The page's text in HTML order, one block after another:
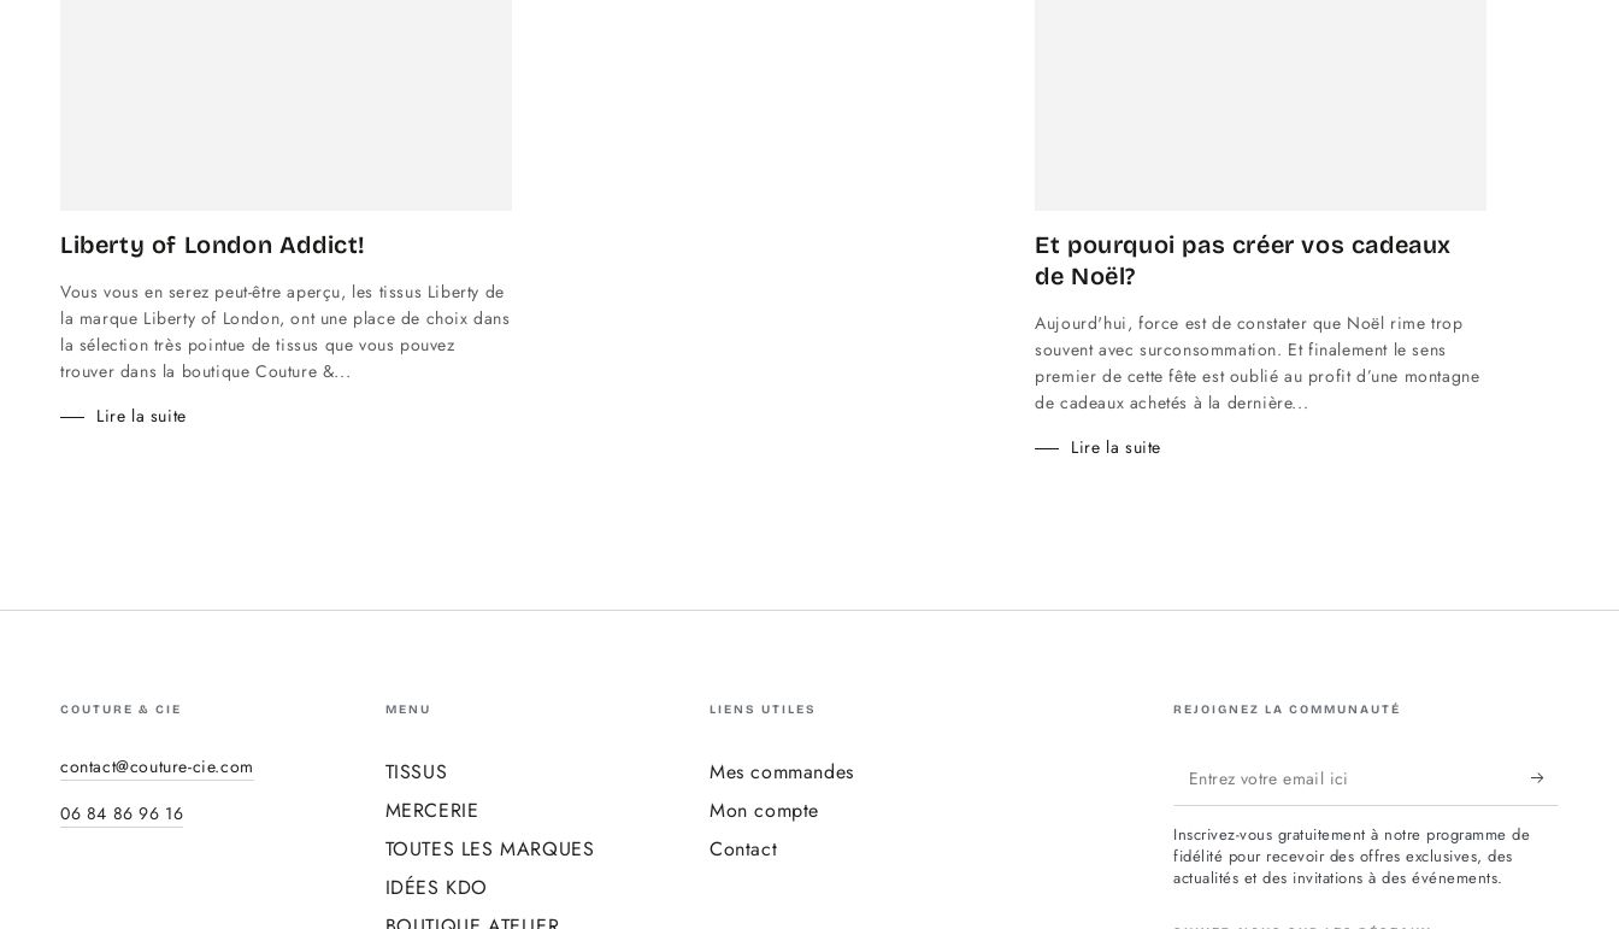
Liberty of London Addict!
Vous vous en serez peut-être aperçu, les tissus Liberty de
la marque Liberty of London, ont une place de choix dans
la sélection très pointue de tissus que vous pouvez
trouver dans la boutique Couture &...
Lire la suite
Et pourquoi pas créer vos cadeaux
de Noël?
Aujourd'hui, force est de constater que Noël rime trop
souvent avec surconsommation. Et finalement le sens
premier de cette fête est oublié au profit d’une montagne
de cadeaux achetés à la dernière...
Lire la suite
COUTURE & CIE
contact@couture-cie.com
06 84 86 96 16
MENU
TISSUS
MERCERIE
TOUTES LES MARQUES
IDÉES KDO
LIENS UTILES
Mes commandes
Mon compte
Contact
REJOIGNEZ LA COMMUNAUTÉ
Entrez
votre
email
ici
Inscrivez-vous gratuitement à notre programme de
fidélité pour recevoir des offres exclusives, des
actualités et des invitations à des événements.